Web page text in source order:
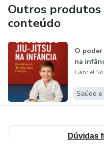
Outros produtos
conteúdo
O
na
Gabriel
Saúde
Dúvidas